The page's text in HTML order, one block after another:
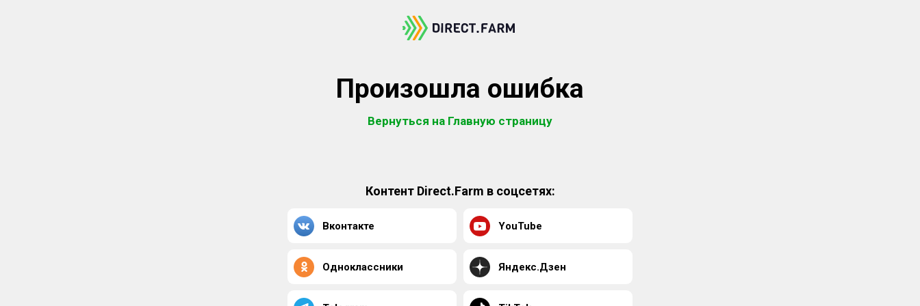
Произошла ошибка
Вернуться на Главную страницу
Контент Direct.Farm в соцсетях:
Вконтакте YouTube
Одноклассники Яндекс.Дзен